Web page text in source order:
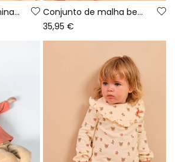
Macacão bebé menina cru estampado de ursinhos
Conjunto de malha bebé menina cru bordado de veado
35,95 €